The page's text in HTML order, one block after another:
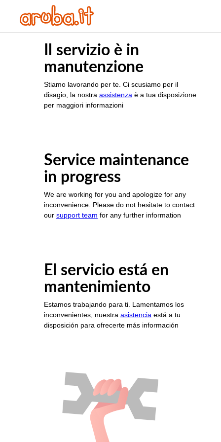
Il servizio è in
manutenzione
Stiamo lavorando per te. Ci scusiamo per il
disagio, la nostra assistenza è a tua disposizione
per maggiori informazioni
Service maintenance
in progress
We are working for you and apologize for any
inconvenience. Please do not hesitate to contact
our support team for any further information
El servicio está en
mantenimiento
Estamos trabajando para ti. Lamentamos los
inconvenientes, nuestra asistencia está a tu
disposición para ofrecerte más información